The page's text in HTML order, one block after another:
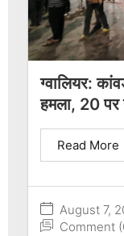
ग्वालियर:
हमला, 20
August 7,
Comment
Read More